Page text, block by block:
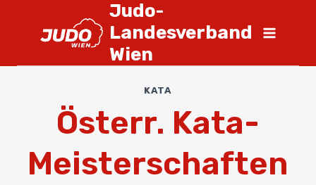
Judo-
Landesverband
Wien
KATA
Österr. Kata-
Meisterschaften